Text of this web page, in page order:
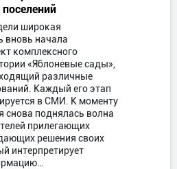
широкая
вновь начала
комплексного
«Яблоневые сады»,
различные
Каждый его этап
в СМИ. К моменту
снова поднялась волна
прилегающих
решения своих
интерпретирует